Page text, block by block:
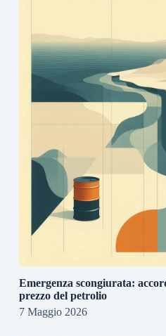
Emergenza scongiurata:
prezzo del petrolio
7 Maggio 2026